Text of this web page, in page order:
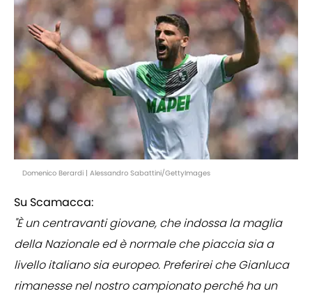
Domenico Berardi | Alessandro Sabattini/GettyImages
Su Scamacca:
"È un centravanti giovane, che indossa la maglia
della Nazionale ed è normale che piaccia sia a
livello italiano sia europeo. Preferirei che Gianluca
rimanesse nel nostro campionato perché ha un